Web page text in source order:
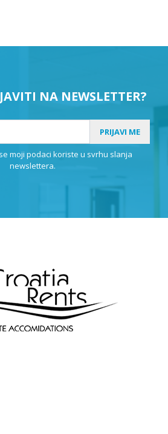
NA NEWSLETTER?
PRIJAVI ME
moji podaci koriste u svrhu slanja
newslettera.